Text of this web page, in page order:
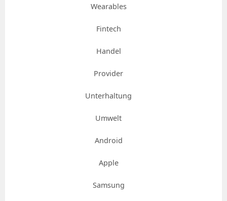
Wearables
Fintech
Handel
Provider
Unterhaltung
Umwelt
Android
Apple
Samsung